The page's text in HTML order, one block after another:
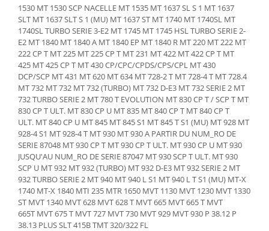
Pedala
Sigurante
Becuri indicatoare
Limitatori
Potentiometre
Senzori de unghi
Bobina solenoid
Bobina 24V
Senzor presiune ulei
Senzori temperatura ulei
Senzori suprasarcina
Senzori proximitate
Senzori de viteza
Senzori stabilizare
Piese Ingersoll Rand
Piese Hanomag
Piese Hamm
Piese Goldoni
Piese Furukawa
Piese Ford
Piese Ferrari
Piese Faun
Piese Dynapack
Piese Compair
Piese Cesab
Piese Case Construction
1530 MT 1530 SCP NACELLE MT 1535 MT 1637 SL S 1 MT 1637
SLT MT 1637 SLT S 1 (MU) MT 1637 ST MT 1740 MT 1740SL MT
1740SL TURBO SERIE 3-E2 MT 1745 MT 1745 HSL TURBO SERIE 2-
E2 MT 1840 MT 1840 A MT 1840 EP MT 1840 R MT 220 MT 222 MT
222 CP T MT 225 MT 225 CP T MT 231 MT 422 MT 422 CP T MT
425 MT 425 CP T MT 430 CP/CPC/CPDS/CPS/CPL MT 430
DCP/SCP MT 431 MT 620 MT 634 MT 728-2 T MT 728-4 T MT 728.4
MT 732 MT 732 MT 732 (TURBO) MT 732 D-E3 MT 732 SERIE 2 MT
732 TURBO SERIE 2 MT 780 T EVOLUTION MT 830 CP T / SCP T MT
830 CP T ULT. MT 830 CP U MT 835 MT 840 CP T MT 840 CP T
ULT. MT 840 CP U MT 845 MT 845 S1 MT 845 T S1 (MU) MT 928 MT
928-4 S1 MT 928-4 T MT 930 MT 930 A PARTIR DU NUM_RO DE
SERIE 87048 MT 930 CP T MT 930 CP T ULT. MT 930 CP U MT 930
JUSQU'AU NUM_RO DE SERIE 87047 MT 930 SCP T ULT. MT 930
SCP U MT 932 MT 932 (TURBO) MT 932 D-E3 MT 932 SERIE 2 MT
932 TURBO SERIE 2 MT 940 MT 940 L S1 MT 940 L T S1 (MU) MT-X
1740 MT-X 1840 MTI 235 MTR 1650 MVT 1130 MVT 1230 MVT 1330
ST MVT 1340 MVT 628 MVT 628 T MVT 665 MVT 665 T MVT
665T MVT 675 T MVT 727 MVT 730 MVT 929 MVT 930 P 38.12 P
38.13 PLUS SLT 415B TMT 320/322 FL